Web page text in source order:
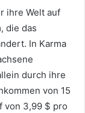
ihre Welt auf
die das
In Karma
durch ihre
von 15
von 3,99 $ pro